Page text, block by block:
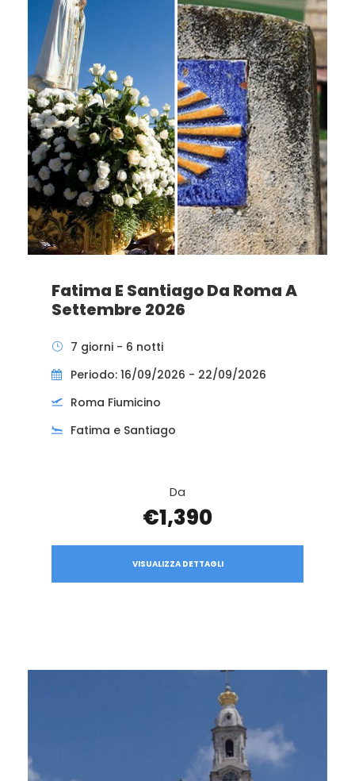
Fatima E Santiago Da Roma A
Settembre 2026
7 giorni - 6 notti
Periodo: 16/09/2026 - 22/09/2026
Roma Fiumicino
Fatima e Santiago
Da
€1,390
VISUALIZZA DETTAGLI